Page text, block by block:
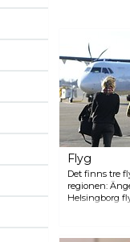
Flyg
Det finns tre
regionen:
Helsingborg
flygplats och